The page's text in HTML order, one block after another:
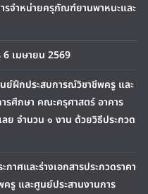
รจำหน่ายครุภัณฑ์ยานพาหนะและ
6 เมษายน 2569
ย์ฝึกประสบการณ์วิชาชีพครู และ
รศึกษา คณะครุศาสตร์ อาคาร
ย จำนวน ๑ งาน ด้วยวิธีประกวด
าศและร่างเอกสารประกวดราคา
รู และศูนย์ประสานงานการ